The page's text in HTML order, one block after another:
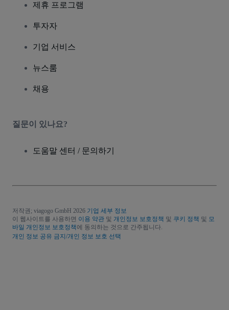
제휴 프로그램
투자자
기업 서비스
뉴스룸
채용
질문이 있나요?
도움말 센터 / 문의하기
저작권; viagogo GmbH 2026 기업 세부 정보
이 웹사이트를 사용하면 이용 약관 및 개인정보 보호정책 및 쿠키 정책 및 모
바일 개인정보 보호정책 에 동의하는 것으로 간주됩니다.
개인 정보 공유 금지/개인 정보 보호 선택